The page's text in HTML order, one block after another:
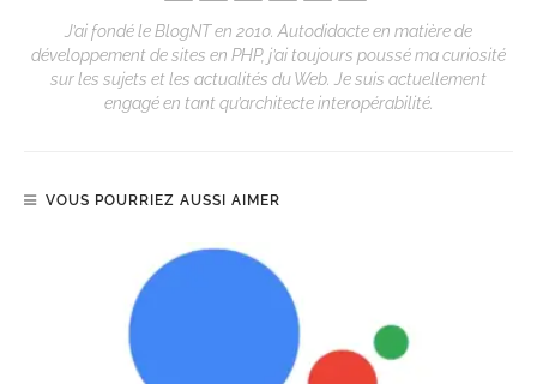
J’ai fondé le BlogNT en 2010. Autodidacte en matière de
développement de sites en PHP, j’ai toujours poussé ma curiosité
sur les sujets et les actualités du Web. Je suis actuellement
engagé en tant qu’architecte interopérabilité.
VOUS POURRIEZ AUSSI AIMER